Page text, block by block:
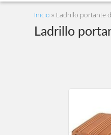
Inicio » Ladrillo portante
Ladrillo